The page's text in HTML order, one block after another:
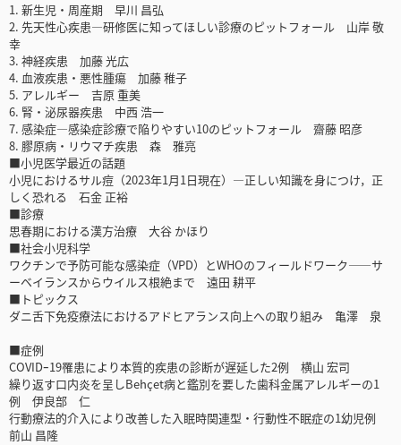
1. 新生児・周産期 早川 昌弘
2. 先天性心疾患―研修医に知ってほしい診療のピットフォール 山岸 敬
幸
3. 神経疾患 加藤 光広
4. 血液疾患・悪性腫瘍 加藤 稚子
5. アレルギー 吉原 重美
6. 腎・泌尿器疾患 中西 浩一
7. 感染症―感染症診療で陥りやすい10のピットフォール 齋藤 昭彦
8. 膠原病・リウマチ疾患 森 雅亮
■小児医学最近の話題
小児におけるサル痘（2023年1月1日現在）―正しい知識を身につけ，正
しく恐れる 石金 正裕
■診療
思春期における漢方治療 大谷 かほり
■社会小児科学
ワクチンで予防可能な感染症（VPD）とWHOのフィールドワーク――サ
ーベイランスからウイルス根絶まで 遠田 耕平
■トピックス
ダニ舌下免疫療法におけるアドヒアランス向上への取り組み 亀澤 泉
■症例
COVIDｰ19罹患により本質的疾患の診断が遅延した2例 横山 宏司
繰り返す口内炎を呈しBehçet病と鑑別を要した歯科金属アレルギーの1
例 伊良部 仁
行動療法的介入により改善した入眠時関連型・行動性不眠症の1幼児例
前山 昌隆